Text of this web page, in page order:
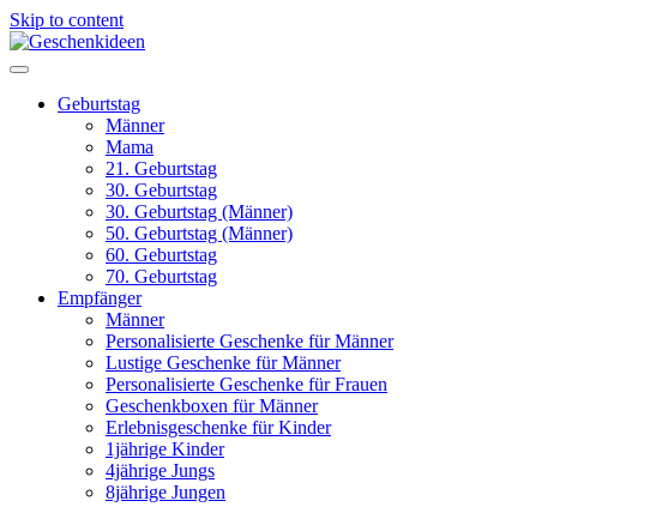
Skip to content
Geburtstag
Männer
Mama
21. Geburtstag
30. Geburtstag
30. Geburtstag (Männer)
50. Geburtstag (Männer)
60. Geburtstag
70. Geburtstag
Empfänger
Männer
Personalisierte Geschenke für Männer
Lustige Geschenke für Männer
Personalisierte Geschenke für Frauen
Geschenkboxen für Männer
Erlebnisgeschenke für Kinder
1jährige Kinder
4jährige Jungs
8jährige Jungen